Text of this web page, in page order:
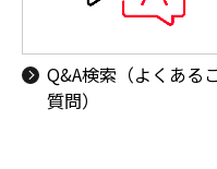
Q&A検索（よくある
質問）